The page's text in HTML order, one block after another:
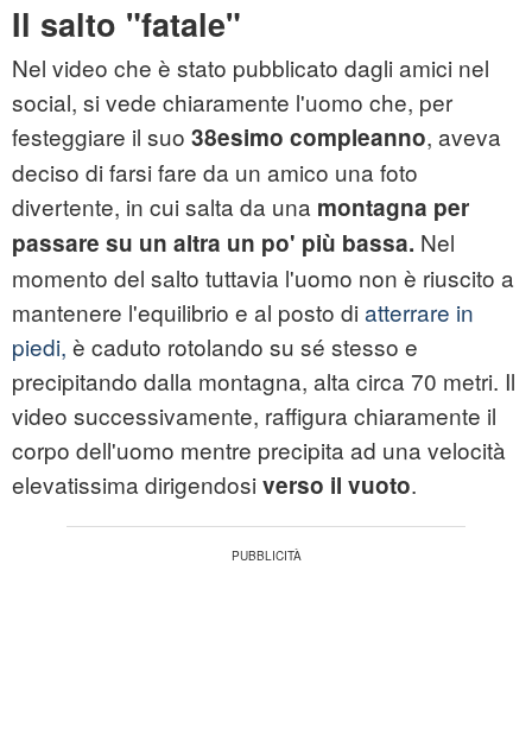
Il salto "fatale"
Nel video che è stato pubblicato dagli amici nel
social, si vede chiaramente l'uomo che, per
festeggiare il suo 38esimo compleanno, aveva
deciso di farsi fare da un amico una foto
divertente, in cui salta da una montagna per
passare su un altra un po' più bassa. Nel
momento del salto tuttavia l'uomo non è riuscito a
mantenere l'equilibrio e al posto di atterrare in
piedi, è caduto rotolando su sé stesso e
precipitando dalla montagna, alta circa 70 metri. Il
video successivamente, raffigura chiaramente il
corpo dell'uomo mentre precipita ad una velocità
elevatissima dirigendosi verso il vuoto.